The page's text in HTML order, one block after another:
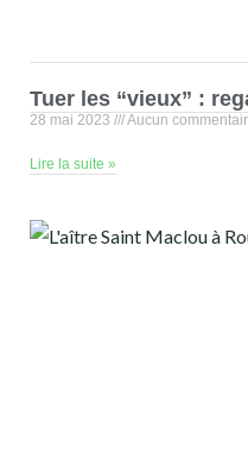
Tuer les “vieux” :
28 mai 2023 Aucun
Lire la suite »